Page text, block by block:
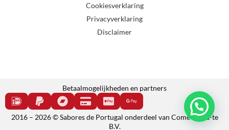
Cookiesverklaring
Privacyverklaring
Disclaimer
Betaalmogelijkheden en partners
2016 – 2026 © Sabores de Portugal onderdeel van Come e cala-te
B.V.